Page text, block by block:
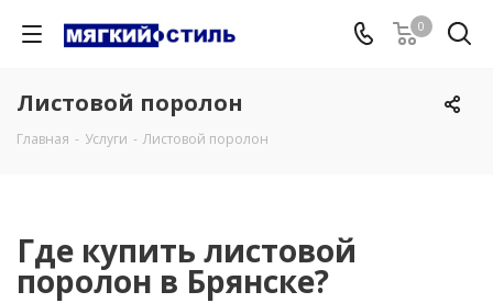
0
Листовой поролон
Главная - Услуги - Листовой поролон
Где купить листовой
поролон в Брянске?